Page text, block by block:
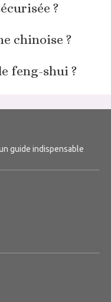
?
chinoise ?
feng-shui ?
guide indispensable